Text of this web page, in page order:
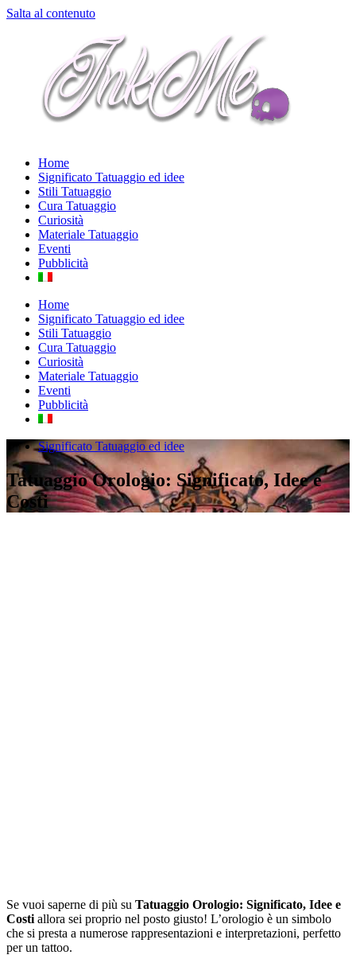
Salta al contenuto
Home
Significato Tatuaggio ed idee
Stili Tatuaggio
Cura Tatuaggio
Curiosità
Materiale Tatuaggio
Eventi
Pubblicità
Home
Significato Tatuaggio ed idee
Stili Tatuaggio
Cura Tatuaggio
Curiosità
Materiale Tatuaggio
Eventi
Pubblicità
Significato Tatuaggio ed idee
Tatuaggio Orologio: Significato, Idee e
Costi
Se vuoi saperne di più su Tatuaggio Orologio: Significato, Idee e
Costi allora sei proprio nel posto giusto! L’orologio è un simbolo
che si presta a numerose rappresentazioni e interpretazioni, perfetto
per un tattoo.